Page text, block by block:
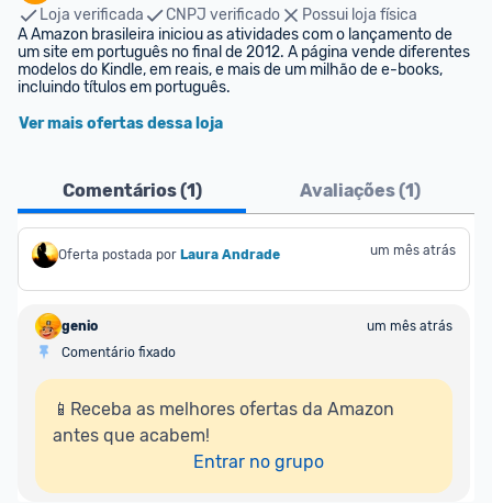
Loja verificada
CNPJ verificado
Possui loja física
A Amazon brasileira iniciou as atividades com o lançamento de
um site em português no final de 2012. A página vende diferentes
modelos do Kindle, em reais, e mais de um milhão de e-books,
incluindo títulos em português.
Ver mais ofertas dessa loja
Comentários (1) Avaliações (1)
Oferta postada por Laura Andrade um mês atrás
genio
um mês atrás
Comentário fixado
📱Receba as melhores ofertas da Amazon
antes que acabem!
Entrar no grupo